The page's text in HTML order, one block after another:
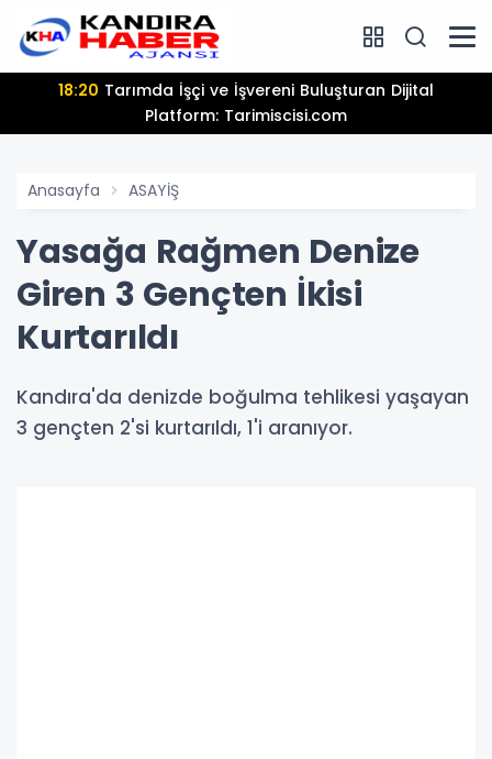
18:20
Platform: Tarimiscisi.com
Anasayfa ASAYİŞ
Yasağa Rağmen Denize
Giren 3 Gençten İkisi
Kurtarıldı
Kandıra'da denizde boğulma tehlikesi yaşayan
3 gençten 2'si kurtarıldı, 1'i aranıyor.